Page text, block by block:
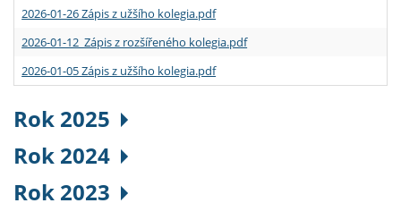
2026-01-26 Zápis z užšího kolegia.pdf
2026-01-12 Zápis z rozšířeného kolegia.pdf
2026-01-05 Zápis z užšího kolegia.pdf
Rok 2025
Rok 2024
Rok 2023